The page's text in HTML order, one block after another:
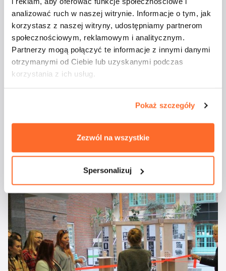
analizować ruch w naszej witrynie. Informacje o tym, jak
korzystasz z naszej witryny, udostępniamy partnerom
społecznościowym, reklamowym i analitycznym.
Partnerzy mogą połączyć te informacje z innymi danymi
otrzymanymi od Ciebie lub uzyskanymi podczas
korzystania z ich usług.
Pokaż szczegóły
Zezwól na wszystkie
Spersonalizuj